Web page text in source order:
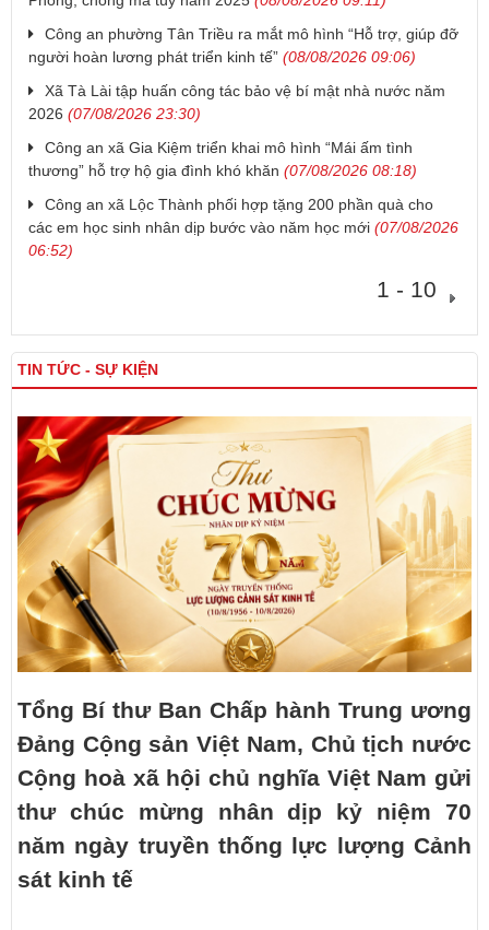
Công an phường Tân Triều ra mắt mô hình “Hỗ trợ, giúp đỡ
người hoàn lương phát triển kinh tế” (08/08/2026 09:06)
Xã Tà Lài tập huấn công tác bảo vệ bí mật nhà nước năm
2026 (07/08/2026 23:30)
Công an xã Gia Kiệm triển khai mô hình “Mái ấm tình
thương” hỗ trợ hộ gia đình khó khăn (07/08/2026 08:18)
Công an xã Lộc Thành phối hợp tặng 200 phần quà cho
các em học sinh nhân dịp bước vào năm học mới (07/08/2026
06:52)
1 - 10
TIN TỨC - SỰ KIỆN
Tổng Bí thư Ban Chấp hành Trung ương
Đảng Cộng sản Việt Nam, Chủ tịch nước
Cộng hoà xã hội chủ nghĩa Việt Nam gửi
thư chúc mừng nhân dịp kỷ niệm 70
năm ngày truyền thống lực lượng Cảnh
sát kinh tế